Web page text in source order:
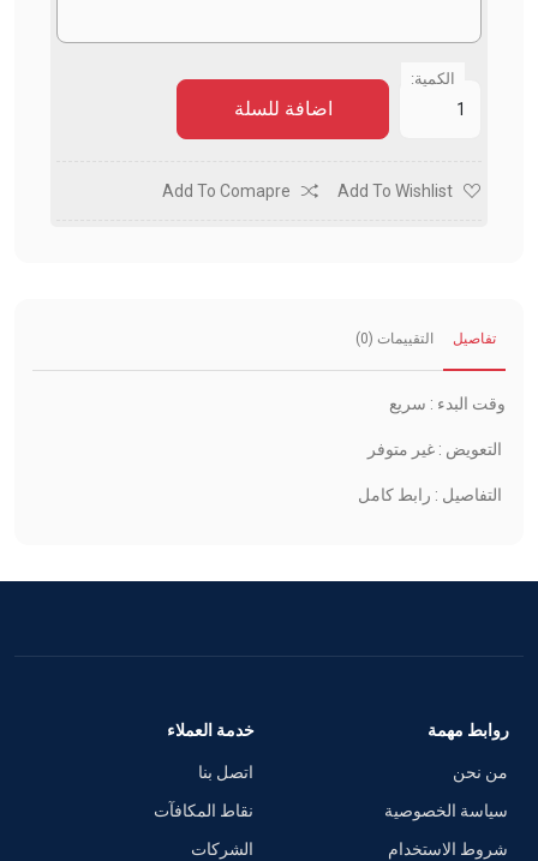
الكمية:
اضافة للسلة
Add To Wishlist
Add To Comapre
تفاصيل التقييمات (0)
وقت البدء : سريع
التعويض : غير متوفر
التفاصيل : رابط كامل
روابط مهمة
من نحن
سياسة الخصوصية
شروط الاستخدام
خدمة العملاء
اتصل بنا
نقاط المكافآت
الشركات